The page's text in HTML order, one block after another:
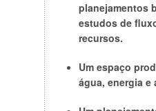
planejamentos
estudos de
recursos.
Um espaço
água, energia e